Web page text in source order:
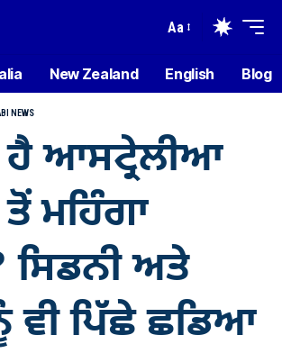
Aa
New Zealand English Blog
NEWS
ਹੈ ਆਸਟ੍ਰੇਲੀਆ
ਮਹਿੰਗਾ
ਸਿਡਨੀ ਅਤੇ
ਵੀ ਪਿੱਛੇ ਛਡਿਆ